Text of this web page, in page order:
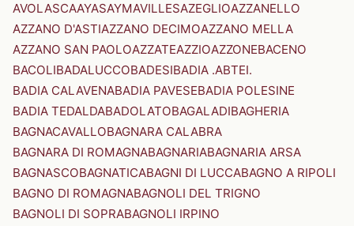
AVOLASCAAYASAYMAVILLESAZEGLIOAZZANELLO
AZZANO D'ASTIAZZANO DECIMOAZZANO MELLA
AZZANO SAN PAOLOAZZATEAZZIOAZZONEBACENO
BACOLIBADALUCCOBADESIBADIA .ABTEI.
BADIA CALAVENABADIA PAVESEBADIA POLESINE
BADIA TEDALDABADOLATOBAGALADIBAGHERIA
BAGNACAVALLOBAGNARA CALABRA
BAGNARA DI ROMAGNABAGNARIABAGNARIA ARSA
BAGNASCOBAGNATICABAGNI DI LUCCABAGNO A RIPOLI
BAGNO DI ROMAGNABAGNOLI DEL TRIGNO
BAGNOLI DI SOPRABAGNOLI IRPINO